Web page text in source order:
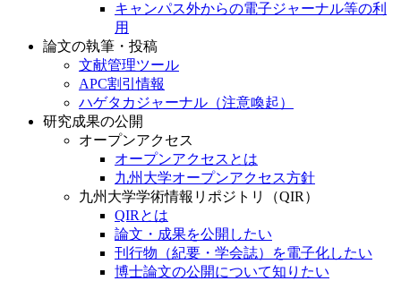
キャンパス外からの電子ジャーナル等の利
用
論文の執筆・投稿
文献管理ツール
APC割引情報
ハゲタカジャーナル（注意喚起）
研究成果の公開
オープンアクセス
オープンアクセスとは
九州大学オープンアクセス方針
九州大学学術情報リポジトリ（QIR）
QIRとは
論文・成果を公開したい
刊行物（紀要・学会誌）を電子化したい
博士論文の公開について知りたい